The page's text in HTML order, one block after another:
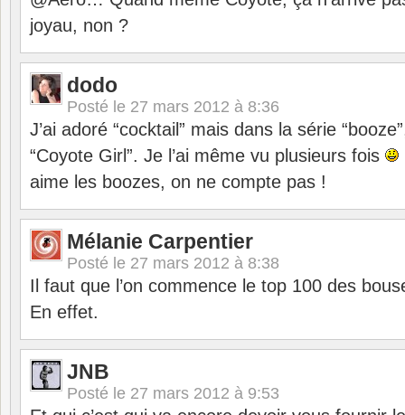
joyau, non ?
dodo
Posté le 27 mars 2012 à 8:36
J’ai adoré “cocktail” mais dans la série
“Coyote Girl”. Je l’ai même vu plusieurs fois
aime les boozes, on ne compte pas !
Mélanie Carpentier
Posté le 27 mars 2012 à 8:38
Il faut que l’on commence le top 100 des
En effet.
JNB
Posté le 27 mars 2012 à 9:53